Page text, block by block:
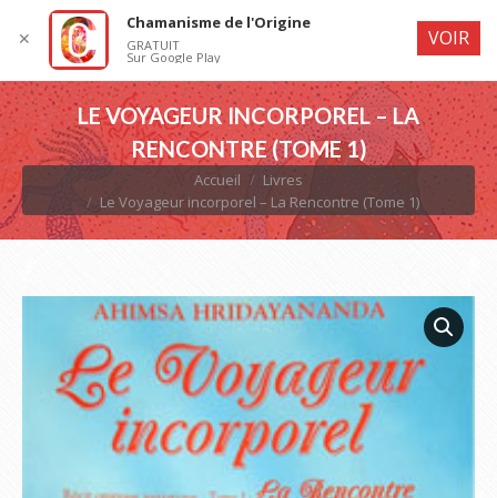
LE VOYAGEUR INCORPOREL – LA
RENCONTRE (TOME 1)
Accueil
Livres
Le Voyageur incorporel – La Rencontre (Tome 1)
✕
Chamanisme de l'Origine
GRATUIT
Sur Google Play
VOIR